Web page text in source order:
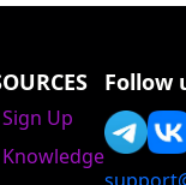
Sign Up
Knowledge
Follow